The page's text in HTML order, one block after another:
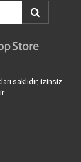
saklıdır, izinsiz